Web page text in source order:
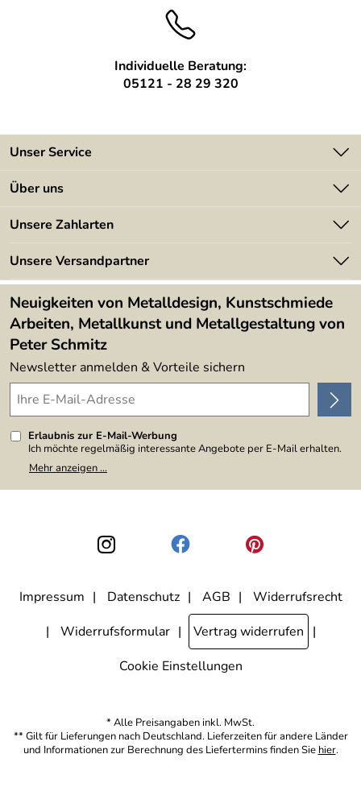
Individuelle Beratung:
05121 - 28 29 320
Unser Service
Kontakt
Kundeninformationen
Newsletter
Lieferbedingungen
Über uns
Angebote
Kundenbewertungen (394)
4,9/5
Unsere Zahlarten
Unsere Versandpartner
Neuigkeiten von Metalldesign, Kunstschmiede
Arbeiten, Metallkunst und Metallgestaltung von
Peter Schmitz
Newsletter anmelden & Vorteile sichern
Erlaubnis zur E-Mail-Werbung
Ich möchte regelmäßig interessante Angebote per E-Mail erhalten.
Meine E-Mail-Adresse wird nicht an andere Unternehmen
weitergegeben. Zu statistischen Zwecken wird in anonymer Form
den Link "Abmelden" am Ende des Newsletters anklicke. Die
Datenschutzerklärung
habe ich zur Kenntnis genommen.
Mehr anzeigen ...
Impressum Datenschutz AGB
Widerrufsrecht
Widerrufsformular
Vertrag widerrufen
Cookie Einstellungen
* Alle Preisangaben inkl. MwSt.
** Gilt für Lieferungen nach Deutschland. Lieferzeiten für andere Länder
und Informationen zur Berechnung des Liefertermins finden Sie hier.